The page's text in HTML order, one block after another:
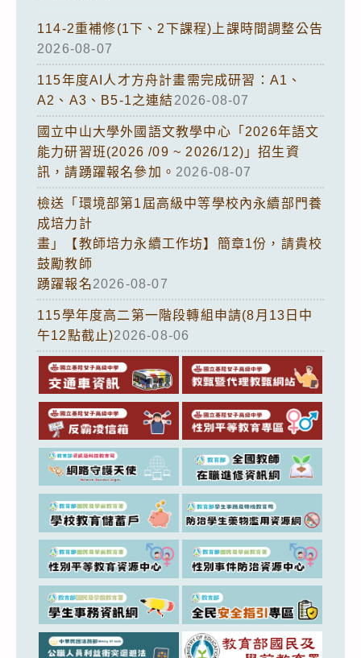
114-2重補修(1下、2下課程)上課時間調整公告
2026-08-07
115年度AI人才方舟計畫需完成研習：A1、
A2、A3、B5-1之連結2026-08-07
國立中山大學外國語文教學中心「2026年語文
能力研習班(2026 /09 ~ 2026/12)」招生資
訊，請踴躍報名參加。 2026-08-07
檢送「環境部第1屆高級中等學校內永續部門養
成培力計
畫」【教師培力永續工作坊】簡章1份，請貴校
鼓勵教師
踴躍報名2026-08-07
115學年度高二第一階段轉組申請(8月13日中
午12點截止)2026-08-06